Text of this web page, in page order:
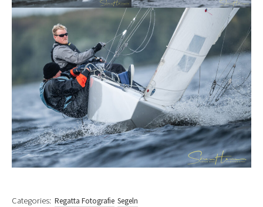
Categories: Regatta Fotografie Segeln